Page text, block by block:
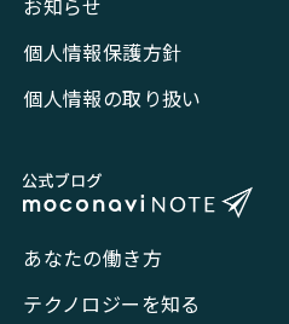
お知らせ
個人情報保護方針
個人情報の取り扱い
あなたの働き方
テクノロジーを知る